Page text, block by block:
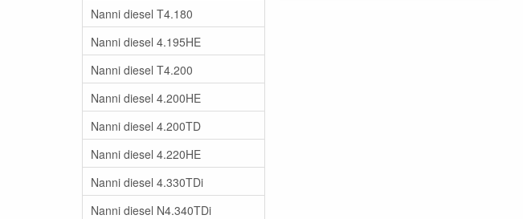
Nanni diesel T4.180
Nanni diesel 4.195HE
Nanni diesel T4.200
Nanni diesel 4.200HE
Nanni diesel 4.200TD
Nanni diesel 4.220HE
Nanni diesel 4.330TDi
Nanni diesel N4.340TDi